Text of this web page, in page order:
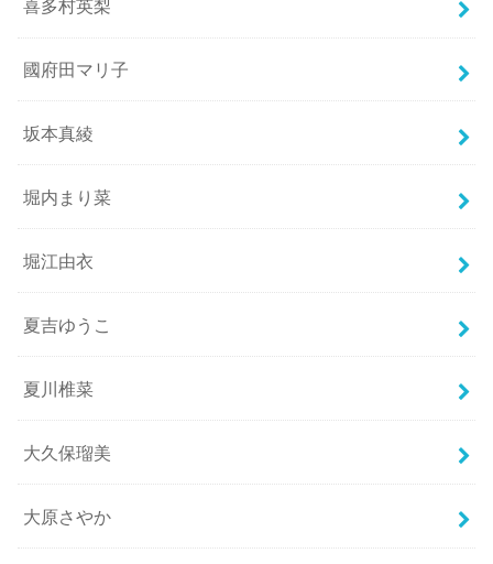
喜多村英梨
國府田マリ子
坂本真綾
堀内まり菜
堀江由衣
夏吉ゆうこ
夏川椎菜
大久保瑠美
大原さやか